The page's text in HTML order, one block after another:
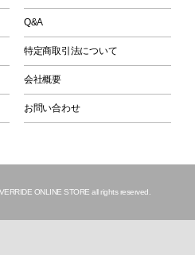
Q&A
特定商取引法について
会社概要
お問い合わせ
ONLINE STORE all rights reserved.